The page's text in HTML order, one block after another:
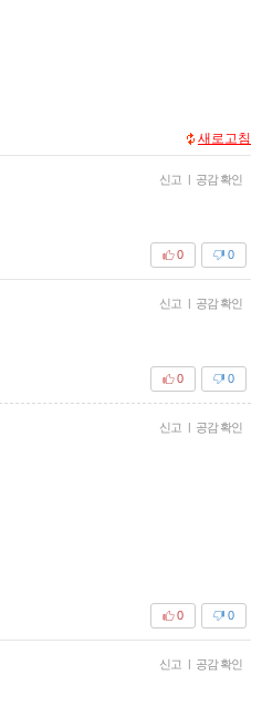
새로고침
신고 | 공감 확인
0
0
신고 | 공감 확인
0
0
신고 | 공감 확인
0
0
신고 | 공감 확인